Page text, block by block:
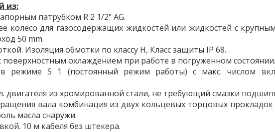
из:
патрубком R 2 1/2" AG.
колесо для газосодержащих жидкостей или жидкостей с
50 mm.
Изоляция обмотки по классу H, Класс защиты IP 68.
поверхностным охлаждением при работе в погруженном состоянии.
режиме S 1 (постоянный режим работы) с макс. числом
двигателя из хромированной стали, не требующий смазки
вала комбинация из двух кольцевых торцовых
масла снаружи.
10 м кабеля без штекера.